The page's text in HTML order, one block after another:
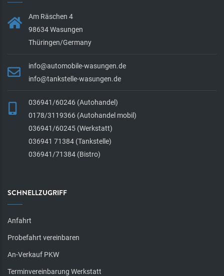
Am Räschen 4
98634 Wasungen
Thüringen/Germany
info@automobile-wasungen.de
info@tankstelle-wasungen.de
036941/60246 (Autohandel)
0178/3119366 (Autohandel mobil)
036941/60245 (Werkstatt)
036941 71384 (Tankstelle)
036941/71384 (Bistro)
SCHNELLZUGRIFF
Anfahrt
Probefahrt vereinbaren
An-Verkauf PKW
Terminvereinbarung Werkstatt